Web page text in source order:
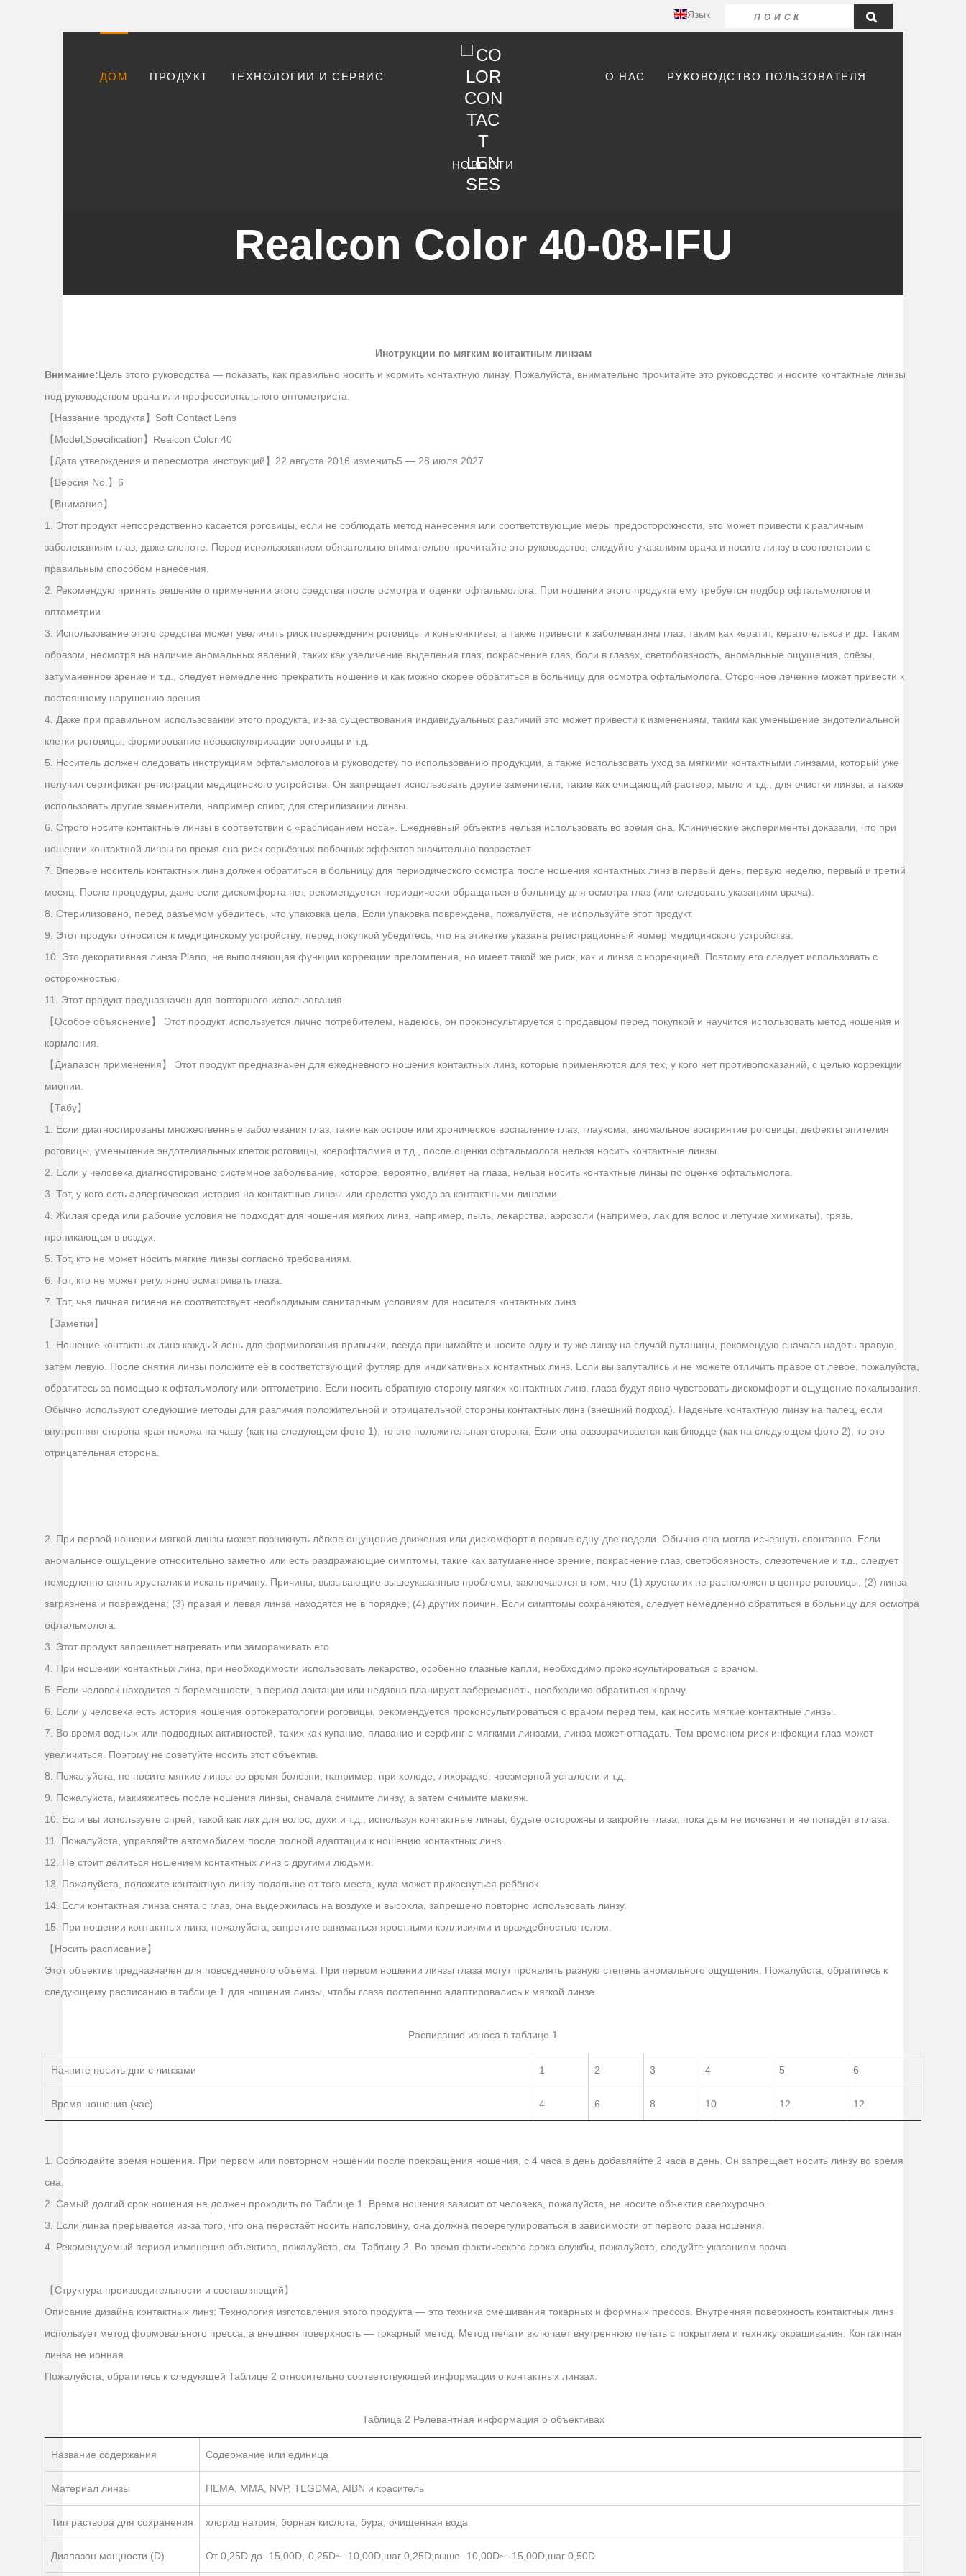
Язык
ДОМ ПРОДУКТ ТЕХНОЛОГИИ И СЕРВИС О НАС РУКОВОДСТВО ПОЛЬЗОВАТЕЛЯ
НОВОСТИ
Realcon Color 40-08-IFU
Инструкции по мягким контактным линзам
Внимание:Цель этого руководства — показать, как правильно носить и кормить контактную линзу. Пожалуйста, внимательно прочитайте это руководство и носите контактные линзы
под руководством врача или профессионального оптометриста.
【Название продукта】Soft Contact Lens
【Model,Specification】Realcon Color 40
【Дата утверждения и пересмотра инструкций】22 августа 2016 изменить5 — 28 июля 2027
【Версия No.】6
【Внимание】
1. Этот продукт непосредственно касается роговицы, если не соблюдать метод нанесения или соответствующие меры предосторожности, это может привести к различным
заболеваниям глаз, даже слепоте. Перед использованием обязательно внимательно прочитайте это руководство, следуйте указаниям врача и носите линзу в соответствии с
правильным способом нанесения.
2. Рекомендую принять решение о применении этого средства после осмотра и оценки офтальмолога. При ношении этого продукта ему требуется подбор офтальмологов и
оптометрии.
3. Использование этого средства может увеличить риск повреждения роговицы и конъюнктивы, а также привести к заболеваниям глаз, таким как кератит, кератогелькоз и др. Таким
образом, несмотря на наличие аномальных явлений, таких как увеличение выделения глаз, покраснение глаз, боли в глазах, светобоязность, аномальные ощущения, слёзы,
затуманенное зрение и т.д., следует немедленно прекратить ношение и как можно скорее обратиться в больницу для осмотра офтальмолога. Отсрочное лечение может привести к
постоянному нарушению зрения.
4. Даже при правильном использовании этого продукта, из-за существования индивидуальных различий это может привести к изменениям, таким как уменьшение эндотелиальной
клетки роговицы, формирование неоваскуляризации роговицы и т.д.
5. Носитель должен следовать инструкциям офтальмологов и руководству по использованию продукции, а также использовать уход за мягкими контактными линзами, который уже
получил сертификат регистрации медицинского устройства. Он запрещает использовать другие заменители, такие как очищающий раствор, мыло и т.д., для очистки линзы, а также
использовать другие заменители, например спирт, для стерилизации линзы.
6. Строго носите контактные линзы в соответствии с «расписанием носа». Ежедневный объектив нельзя использовать во время сна. Клинические эксперименты доказали, что при
ношении контактной линзы во время сна риск серьёзных побочных эффектов значительно возрастает.
7. Впервые носитель контактных линз должен обратиться в больницу для периодического осмотра после ношения контактных линз в первый день, первую неделю, первый и третий
месяц. После процедуры, даже если дискомфорта нет, рекомендуется периодически обращаться в больницу для осмотра глаз (или следовать указаниям врача).
8. Стерилизовано, перед разъёмом убедитесь, что упаковка цела. Если упаковка повреждена, пожалуйста, не используйте этот продукт.
9. Этот продукт относится к медицинскому устройству, перед покупкой убедитесь, что на этикетке указана регистрационный номер медицинского устройства.
10. Это декоративная линза Plano, не выполняющая функции коррекции преломления, но имеет такой же риск, как и линза с коррекцией. Поэтому его следует использовать с
осторожностью.
11. Этот продукт предназначен для повторного использования.
【Особое объяснение】 Этот продукт используется лично потребителем, надеюсь, он проконсультируется с продавцом перед покупкой и научится использовать метод ношения и
кормления.
【Диапазон применения】 Этот продукт предназначен для ежедневного ношения контактных линз, которые применяются для тех, у кого нет противопоказаний, с целью коррекции
миопии.
【Табу】
1. Если диагностированы множественные заболевания глаз, такие как острое или хроническое воспаление глаз, глаукома, аномальное восприятие роговицы, дефекты эпителия
роговицы, уменьшение эндотелиальных клеток роговицы, ксерофталмия и т.д., после оценки офтальмолога нельзя носить контактные линзы.
2. Если у человека диагностировано системное заболевание, которое, вероятно, влияет на глаза, нельзя носить контактные линзы по оценке офтальмолога.
3. Тот, у кого есть аллергическая история на контактные линзы или средства ухода за контактными линзами.
4. Жилая среда или рабочие условия не подходят для ношения мягких линз, например, пыль, лекарства, аэрозоли (например, лак для волос и летучие химикаты), грязь,
проникающая в воздух.
5. Тот, кто не может носить мягкие линзы согласно требованиям.
6. Тот, кто не может регулярно осматривать глаза.
7. Тот, чья личная гигиена не соответствует необходимым санитарным условиям для носителя контактных линз.
【Заметки】
1. Ношение контактных линз каждый день для формирования привычки, всегда принимайте и носите одну и ту же линзу на случай путаницы, рекомендую сначала надеть правую,
затем левую. После снятия линзы положите её в соответствующий футляр для индикативных контактных линз. Если вы запутались и не можете отличить правое от левое, пожалуйста,
обратитесь за помощью к офтальмологу или оптометрию. Если носить обратную сторону мягких контактных линз, глаза будут явно чувствовать дискомфорт и ощущение покалывания.
Обычно используют следующие методы для различия положительной и отрицательной стороны контактных линз (внешний подход). Наденьте контактную линзу на палец, если
внутренняя сторона края похожа на чашу (как на следующем фото 1), то это положительная сторона; Если она разворачивается как блюдце (как на следующем фото 2), то это
отрицательная сторона.
2. При первой ношении мягкой линзы может возникнуть лёгкое ощущение движения или дискомфорт в первые одну-две недели. Обычно она могла исчезнуть спонтанно. Если
аномальное ощущение относительно заметно или есть раздражающие симптомы, такие как затуманенное зрение, покраснение глаз, светобоязность, слезотечение и т.д., следует
немедленно снять хрусталик и искать причину. Причины, вызывающие вышеуказанные проблемы, заключаются в том, что (1) хрусталик не расположен в центре роговицы; (2) линза
загрязнена и повреждена; (3) правая и левая линза находятся не в порядке; (4) других причин. Если симптомы сохраняются, следует немедленно обратиться в больницу для осмотра
офтальмолога.
3. Этот продукт запрещает нагревать или замораживать его.
4. При ношении контактных линз, при необходимости использовать лекарство, особенно глазные капли, необходимо проконсультироваться с врачом.
5. Если человек находится в беременности, в период лактации или недавно планирует забеременеть, необходимо обратиться к врачу.
6. Если у человека есть история ношения ортокератологии роговицы, рекомендуется проконсультироваться с врачом перед тем, как носить мягкие контактные линзы.
7. Во время водных или подводных активностей, таких как купание, плавание и серфинг с мягкими линзами, линза может отпадать. Тем временем риск инфекции глаз может
увеличиться. Поэтому не советуйте носить этот объектив.
8. Пожалуйста, не носите мягкие линзы во время болезни, например, при холоде, лихорадке, чрезмерной усталости и т.д.
9. Пожалуйста, макияжитесь после ношения линзы, сначала снимите линзу, а затем снимите макияж.
10. Если вы используете спрей, такой как лак для волос, духи и т.д., используя контактные линзы, будьте осторожны и закройте глаза, пока дым не исчезнет и не попадёт в глаза.
11. Пожалуйста, управляйте автомобилем после полной адаптации к ношению контактных линз.
12. Не стоит делиться ношением контактных линз с другими людьми.
13. Пожалуйста, положите контактную линзу подальше от того места, куда может прикоснуться ребёнок.
14. Если контактная линза снята с глаз, она выдержилась на воздухе и высохла, запрещено повторно использовать линзу.
15. При ношении контактных линз, пожалуйста, запретите заниматься яростными коллизиями и враждебностью телом.
【Носить расписание】
Этот объектив предназначен для повседневного объёма. При первом ношении линзы глаза могут проявлять разную степень аномального ощущения. Пожалуйста, обратитесь к
следующему расписанию в таблице 1 для ношения линзы, чтобы глаза постепенно адаптировались к мягкой линзе.
Расписание износа в таблице 1
Начните носить дни с линзами 1 2 3 4 5 6
Время ношения (час) 4 6 8 10 12 12
1. Соблюдайте время ношения. При первом или повторном ношении после прекращения ношения, с 4 часа в день добавляйте 2 часа в день. Он запрещает носить линзу во время
сна.
2. Самый долгий срок ношения не должен проходить по Таблице 1. Время ношения зависит от человека, пожалуйста, не носите объектив сверхурочно.
3. Если линза прерывается из-за того, что она перестаёт носить наполовину, она должна перерегулироваться в зависимости от первого раза ношения.
4. Рекомендуемый период изменения объектива, пожалуйста, см. Таблицу 2. Во время фактического срока службы, пожалуйста, следуйте указаниям врача.
【Структура производительности и составляющий】
Описание дизайна контактных линз: Технология изготовления этого продукта — это техника смешивания токарных и формных прессов. Внутренняя поверхность контактных линз
использует метод формовального пресса, а внешняя поверхность — токарный метод. Метод печати включает внутреннюю печать с покрытием и технику окрашивания. Контактная
линза не ионная.
Пожалуйста, обратитесь к следующей Таблице 2 относительно соответствующей информации о контактных линзах.
Таблица 2 Релевантная информация о объективах
Название содержания Содержание или единица
Материал линзы HEMA, MMA, NVP, TEGDMA, AIBN и краситель
Тип раствора для сохранения хлорид натрия, борная кислота, бура, очищенная вода
Диапазон мощности (D) От 0,25D до -15,00D,-0,25D~ -10,00D,шаг 0,25D;выше -10,00D~ -15,00D,шаг 0,50D